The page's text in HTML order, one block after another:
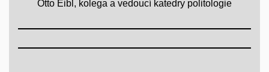
Otto Eibl, kolega a vedoucí katedry politologie